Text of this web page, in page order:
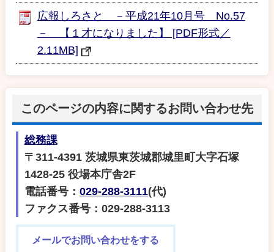
広報しろさと －平成21年10月号 No.57
－ 【１才になりました】 [PDF形式／
2.11MB]
このページの内容に関するお問い合わせ先
総務課
〒311-4391 茨城県東茨城郡城里町大字石塚
1428-25 役場本庁舎2F
電話番号： 029-288-3111(代)
ファクス番号：029-288-3113
メールでお問い合わせをする